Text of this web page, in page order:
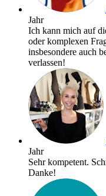
Jahr
Ich kann mich auf
oder komplexen
insbesondere auch
verlassen!
Jahr
Sehr kompetent.
Danke!